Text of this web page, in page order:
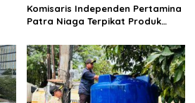
Komisaris Independen Pertamina
Patra Niaga Terpikat Produk
Sentuhan Kemanusiaan dan
Keberlanjutan